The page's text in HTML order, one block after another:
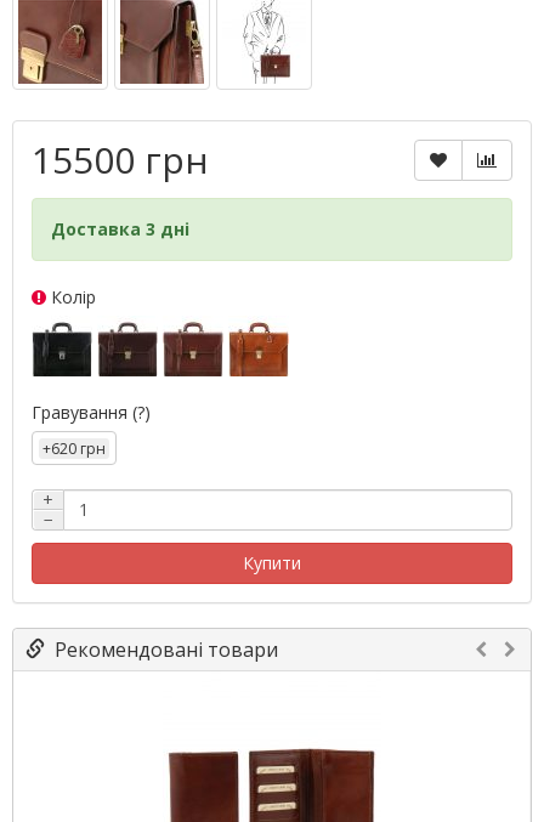
15500 грн
Доставка 3 дні
Колір
Гравування (?)
+620 грн
+
−
Купити
Рекомендовані товари